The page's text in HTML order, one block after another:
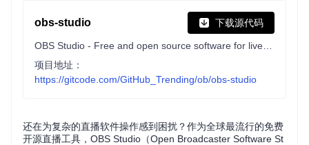
obs-studio 下载源代码
项目地址：
https://gitcode.com/GitHub_Trending/ob/obs-studio
还在为复杂的直播软件操作感到困扰？作为全球最流行的免费
开源直播工具，OBS Studio（Open Broadcaster Software St